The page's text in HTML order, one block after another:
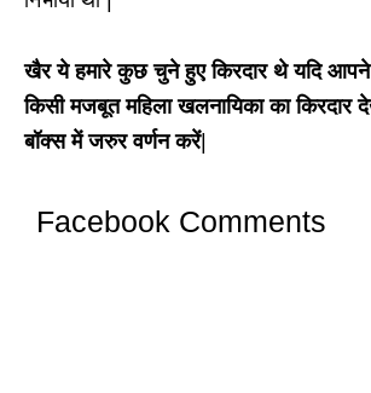
खैर ये हमारे कुछ चुने हुए किरदार थे यदि
किसी मजबूत महिला खलनायिका का किरदार
बॉक्स में जरुर वर्णन करें|
Facebook Comments